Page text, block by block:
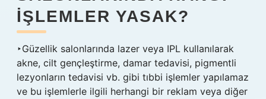
IŞLEMLER YASAK?
‣Güzellik salonlarında lazer veya IPL kullanılarak
akne, cilt gençleştirme, damar tedavisi, pigmentli
lezyonların tedavisi vb. gibi tıbbi işlemler yapılamaz
ve bu işlemlerle ilgili herhangi bir reklam veya diğer